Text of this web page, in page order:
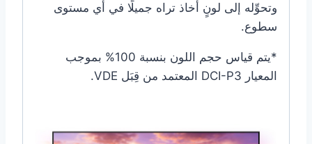
وتحوِّله إلى لونٍ أخاذ تراه جميلًا في أي مستوى
سطوع.
*يتم قياس حجم اللون بنسبة 100% بموجب
المعيار DCI-P3 المعتمد من قِبَل VDE.